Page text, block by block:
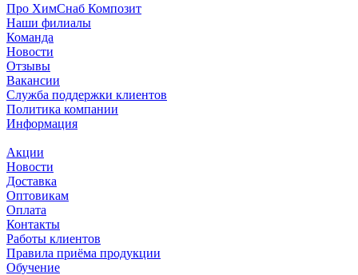
Про ХимСнаб Композит
Наши филиалы
Команда
Новости
Отзывы
Вакансии
Служба поддержки клиентов
Политика компании
Информация
Акции
Новости
Доставка
Оптовикам
Оплата
Контакты
Работы клиентов
Правила приёма продукции
Обучение